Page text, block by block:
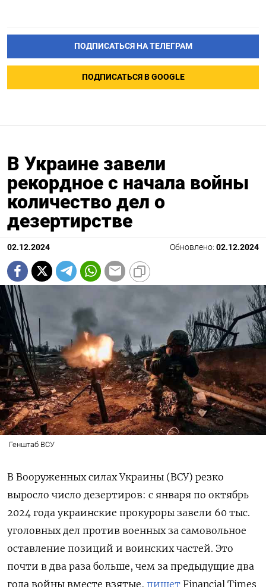
ПОДПИСАТЬСЯ НА ТЕЛЕГРАМ
ПОДПИСАТЬСЯ В GOOGLE
В Украине завели
рекордное с начала войны
количество дел о
дезертирстве
02.12.2024 Обновлено: 02.12.2024
Генштаб ВСУ
В Вооруженных силах Украины (ВСУ) резко
выросло число дезертиров: с января по октябрь
2024 года украинские прокуроры завели 60 тыс.
уголовных дел против военных за самовольное
оставление позиций и воинских частей. Это
почти в два раза больше, чем за предыдущие два
года войны вместе взятые, пишет Financial Times